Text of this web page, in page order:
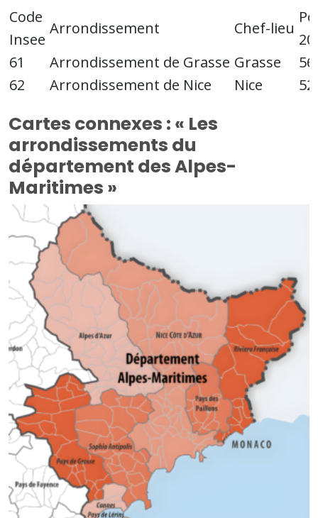
Code
Arrondissement Chef-lieu
Insee
61
Arrondissement de Grasse Grasse
62
Arrondissement de Nice Nice
Cartes connexes : « Les
arrondissements du
département des Alpes-
Maritimes »